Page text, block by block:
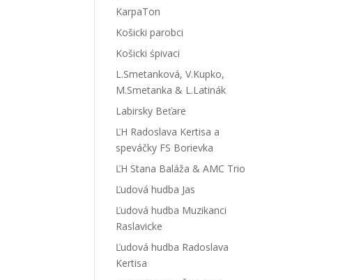
KarpaTon
Košicki parobci
Košicki śpivaci
L.Smetanková, V.Kupko,
M.Smetanka & L.Latinák
Labirsky Beťare
ĽH Radoslava Kertisa a
speváčky FS Borievka
ĽH Stana Baláža & AMC Trio
Ľudová hudba Jas
Ľudová hudba Muzikanci
Raslavicke
Ľudová hudba Radoslava
Kertisa